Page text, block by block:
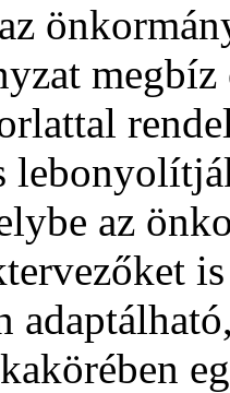
az